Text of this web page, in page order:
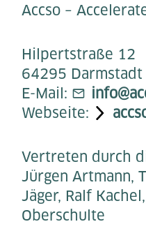
Accso –
Hilpertstraße 12
64295 Darmstadt
E-Mail:
Webseite:
Vertreten durch
Jürgen Artmann,
Jäger, Ralf
Oberschulte